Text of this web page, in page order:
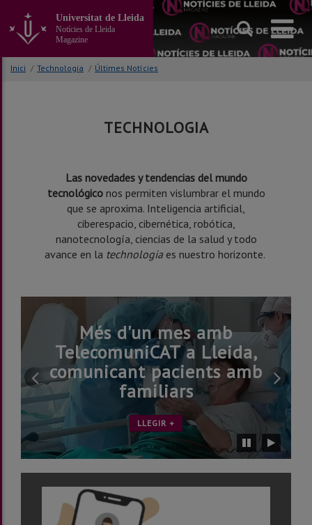
contingut
principal
Universitat de Lleida
Notícies de Lleida
Magazine
Inici / Technologia / Últimes Notícies
TECHNOLOGIA
Las novedades y tendencias del mundo
tecnológiconos permiten vislumbrar el mundo
que se aproxima. Inteligencia artificial,
ciberespacio, cibernética, robótica,
nanotecnología, ciencias de la salud y todo
avance en la technologiaes nuestro horizonte.
Detener
carrusel
Reiniciar
carrusel
Més d'un mes amb
TelecomuniCAT a Lleida,
comunicant pacients amb
familiars
LLEGIR +
Ir
a
diapositiva
anterior
Ir
a